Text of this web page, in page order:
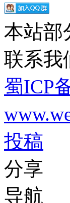
本站部
联系我
蜀ICP
投稿
分享
导航